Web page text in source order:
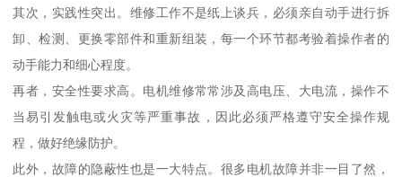
其次，实践性突出。维修工作不是纸上谈兵，必须亲自动手进行拆
卸、检测、更换零部件和重新组装，每一个环节都考验着操作者的
动手能力和细心程度。
再者，安全性要求高。电机维修常常涉及高电压、大电流，操作不
当易引发触电或火灾等严重事故，因此必须严格遵守安全操作规
程，做好绝缘防护。
此外，故障的隐蔽性也是一大特点。很多电机故障并非一目了然，